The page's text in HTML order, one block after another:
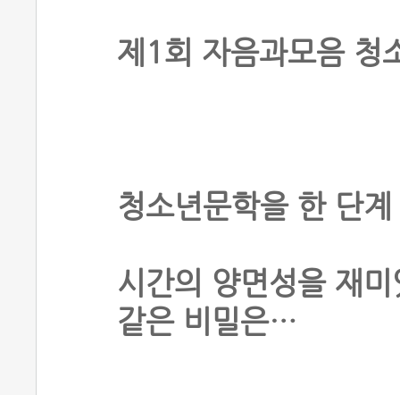
제1회 자음과모음 청
청소년문학을 한 단
시간의 양면성을 재
같은 비밀은…